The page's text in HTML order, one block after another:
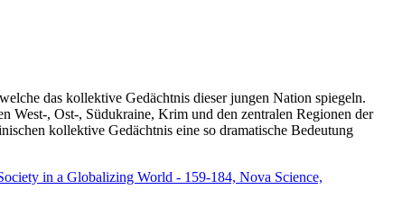
das kollektive Gedächtnis dieser jungen Nation spiegeln.
, Ost-, Südukraine, Krim und den zentralen Regionen der
kollektive Gedächtnis eine so dramatische Bedeutung
in a Globalizing World - 159-184, Nova Science,